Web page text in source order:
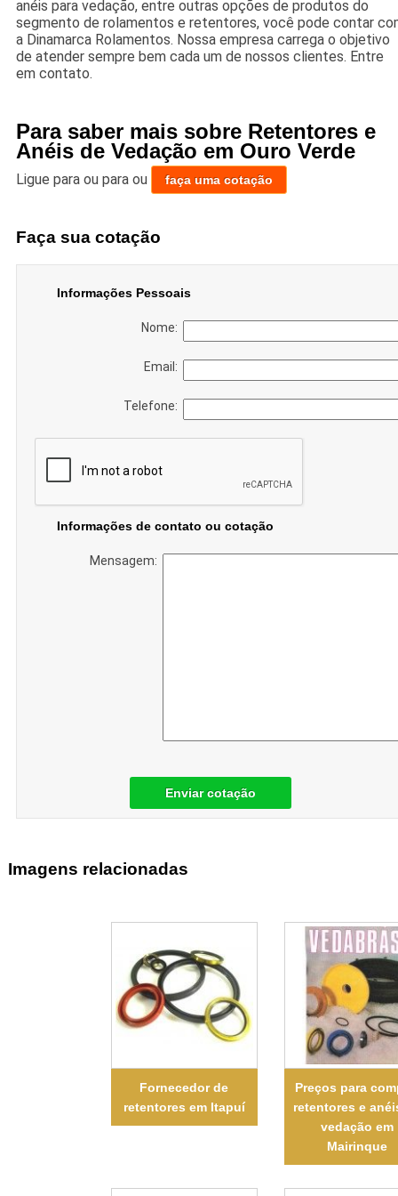
anéis para vedação, entre outras opções de produtos do
segmento de rolamentos e retentores, você pode contar
a Dinamarca Rolamentos. Nossa empresa carrega o objetivo
de atender sempre bem cada um de nossos clientes. Entre
em contato.
Para saber mais sobre Retentores e
Anéis de Vedação em Ouro Verde
Ligue para ou para ou faça uma cotação
Faça sua cotação
Informações Pessoais
Nome:
Email:
Telefone:
Informações de contato ou cotação
Mensagem:
Enviar cotação
Imagens relacionadas
Fornecedor de
retentores em Itapuí
Preços para
retentores e
vedação em
Mairinque